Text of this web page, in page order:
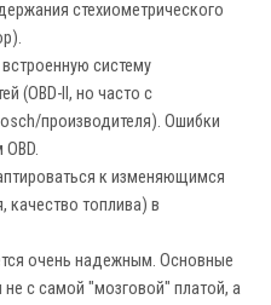
стехиометрического
систему
(OBD-II, но часто с
производителя). Ошибки
к изменяющимся
качество топлива) в
очень надежным. Основные
с самой "мозговой" платой, а